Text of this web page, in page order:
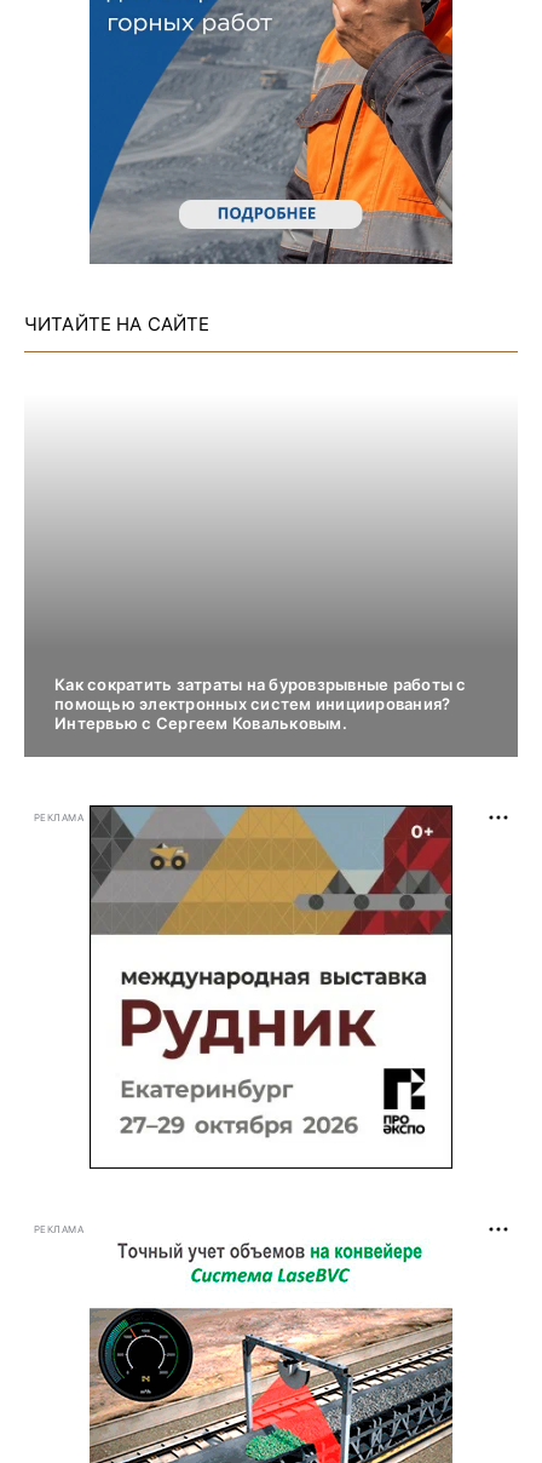
ЧИТАЙТЕ НА САЙТЕ
Как сократить затраты на буровзрывные работы с
помощью электронных систем инициирования?
Интервью с Сергеем Ковальковым.
РЕКЛАМА
РЕКЛАМА